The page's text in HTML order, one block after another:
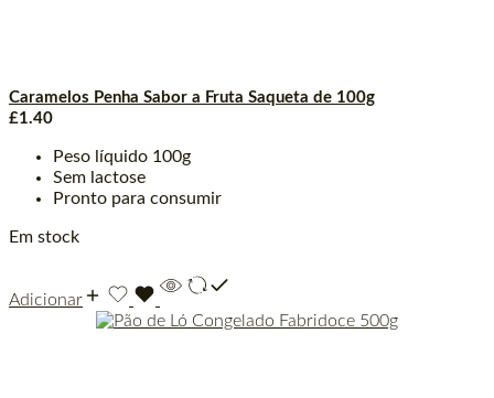
Caramelos Penha Sabor a Fruta Saqueta de 100g
£1.40
Peso líquido 100g
Sem lactose
Pronto para consumir
Em stock
Adicionar